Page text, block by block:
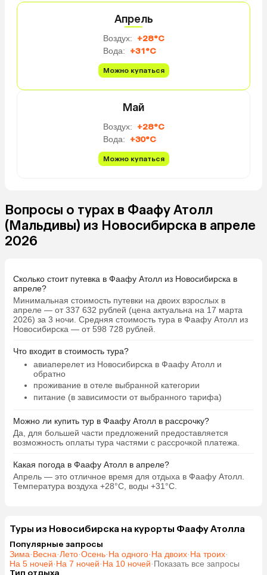
Апрель
Воздух: +28°C
Вода: +31°C
Можно купаться
Май
Воздух: +28°C
Вода: +30°C
Можно купаться
Вопросы о турах в Фаафу Атолл
(Мальдивы) из Новосибирска в апреле
2026
Сколько стоит путевка в Фаафу Атолл из Новосибирска в
апреле?
Минимальная стоимость путевки на двоих взрослых в
апреле — от 337 632 рублей (цена актуальна на 17 марта
2026) за 3 ночи. Средняя стоимость тура в Фаафу Атолл из
Новосибирска — от 598 728 рублей.
Что входит в стоимость тура?
авиаперелет из Новосибирска в Фаафу Атолл и
обратно
проживание в отеле выбранной категории
питание (в зависимости от выбранного тарифа)
Можно ли купить тур в Фаафу Атолл в рассрочку?
Да, для большей части предложений предоставляется
возможность оплаты тура частями с рассрочкой платежа.
Какая погода в Фаафу Атолл в апреле?
Апрель — это отличное время для отдыха в Фаафу Атолл.
Температура воздуха +28°C, воды +31°C.
Туры из Новосибирска на курорты Фаафу Атолла
Популярные запросы
Зима·Весна·Лето·Осень·На одного·На двоих·На троих·
На 5 ночей·На 7 ночей·На 10 ночей·Показать все запросы
Тип отдыха